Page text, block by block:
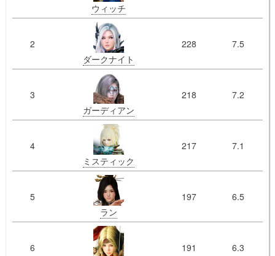
ウィッチ
2
ダークナイト
228 7.5
3
ガーディアン
218 7.2
4
ミスティック
217 7.1
5
ラン
197 6.5
6
191 6.3